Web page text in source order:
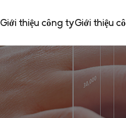
Giới thiệu công tyGiới thiệu